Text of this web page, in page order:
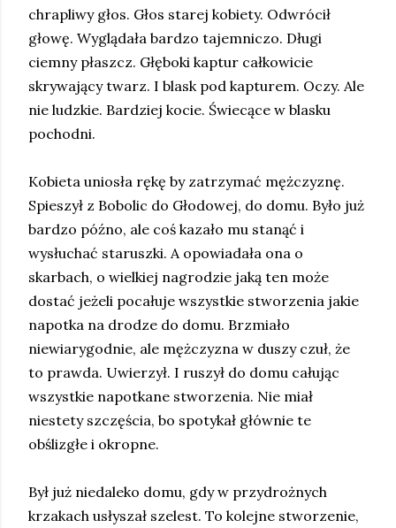
chrapliwy głos. Głos starej kobiety. Odwrócił
głowę. Wyglądała bardzo tajemniczo. Długi
ciemny płaszcz. Głęboki kaptur całkowicie
skrywający twarz. I blask pod kapturem. Oczy. Ale
nie ludzkie. Bardziej kocie. Świecące w blasku
pochodni.
Kobieta uniosła rękę by zatrzymać mężczyznę.
Spieszył z Bobolic do Głodowej, do domu. Było już
bardzo późno, ale coś kazało mu stanąć i
wysłuchać staruszki. A opowiadała ona o
skarbach, o wielkiej nagrodzie jaką ten może
dostać jeżeli pocałuje wszystkie stworzenia jakie
napotka na drodze do domu. Brzmiało
niewiarygodnie, ale mężczyzna w duszy czuł, że
to prawda. Uwierzył. I ruszył do domu całując
wszystkie napotkane stworzenia. Nie miał
niestety szczęścia, bo spotykał głównie te
obślizgłe i okropne.
Był już niedaleko domu, gdy w przydrożnych
krzakach usłyszał szelest. To kolejne stworzenie,